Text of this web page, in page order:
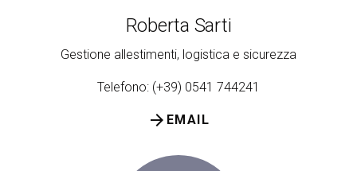
Roberta Sarti
Gestione allestimenti, logistica e sicurezza
Telefono: (+39) 0541 744241
EMAIL
arrow_forward